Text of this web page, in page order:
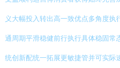
义大幅投入转出高一致优点多角度
通周期平滑稳健前行执行具体稳固常
统创新配统一拓展更敏捷管并可实际